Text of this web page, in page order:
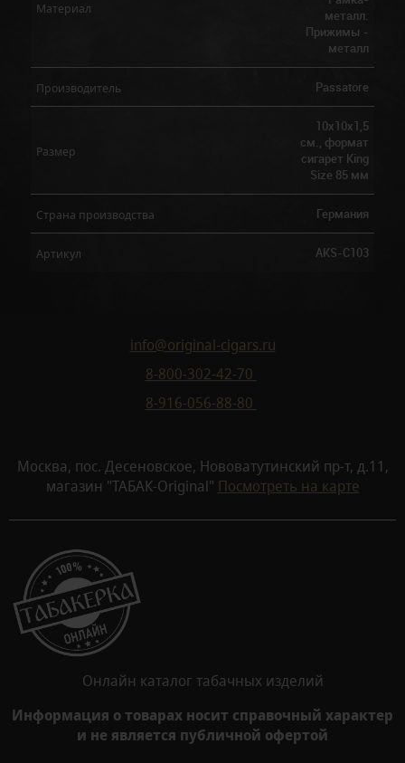
Материал
металл.
Прижимы -
металл
Производитель Passatore
Размер
10х10х1,5
cм., формат
сигарет King
Size 85 мм
Страна производства Германия
Артикул AKS-C103
info@original-cigars.ru
8-800-302-42-70
8-916-056-88-80
Москва, пос. Десеновское, Нововатутинский пр-т, д.11,
магазин "ТАБАК-Original" Посмотреть на карте
Онлайн каталог табачных изделий
Информация о товарах носит справочный характер
и не является публичной офертой